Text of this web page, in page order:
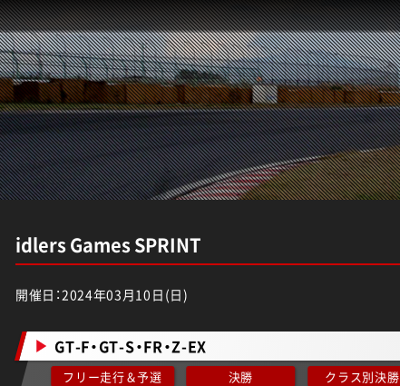
idlers Games SPRINT
開催日：2024年03月10日(日)
GT-F・GT-S・FR・Z-EX
フリー走行＆予選 決勝 クラス別決勝